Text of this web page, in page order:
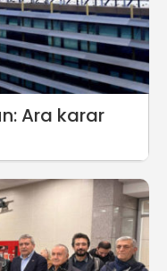
Ara karar